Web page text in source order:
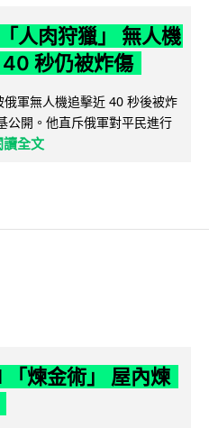
人肉狩獵」 無人機
秒仍被炸傷
軍無人機追擊近 40 秒後被炸
公開。他直斥俄軍對平民進行
讀全文
「煉金術」 屋內煉